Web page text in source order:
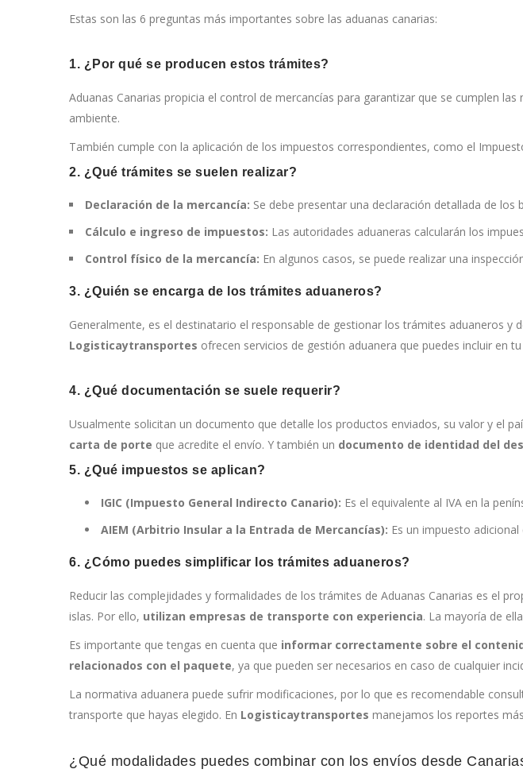
Estas son las 6 preguntas más importantes sobre las aduanas canarias:
1. ¿Por qué se producen estos trámites?
Aduanas Canarias propicia el control de mercancías para garantizar que se cumplen
ambiente.
También cumple con la aplicación de los impuestos correspondientes, como el
2. ¿Qué trámites se suelen realizar?
Declaración de la mercancía: Se debe presentar una declaración detallada de
Cálculo e ingreso de impuestos: Las autoridades aduaneras calcularán los
Control físico de la mercancía: En algunos casos, se puede realizar una
3. ¿Quién se encarga de los trámites aduaneros?
Generalmente, es el destinatario el responsable de gestionar los trámites aduaneros
Logisticaytransportes ofrecen servicios de gestión aduanera que puedes incluir en
4. ¿Qué documentación se suele requerir?
Usualmente solicitan un documento que detalle los productos enviados, su valor y el
carta de porte que acredite el envío. Y también un documento de identidad del
5. ¿Qué impuestos se aplican?
IGIC (Impuesto General Indirecto Canario): Es el equivalente al IVA en la
AIEM (Arbitrio Insular a la Entrada de Mercancías): Es un impuesto
6. ¿Cómo puedes simplificar los trámites aduaneros?
Reducir las complejidades y formalidades de los trámites de Aduanas Canarias es el
islas. Por ello, utilizan empresas de transporte con experiencia. La mayoría de
Es importante que tengas en cuenta que informar correctamente sobre el
relacionados con el paquete, ya que pueden ser necesarios en caso de cualquier
La normativa aduanera puede sufrir modificaciones, por lo que es recomendable
transporte que hayas elegido. En Logisticaytransportes manejamos los reportes
¿Qué modalidades puedes combinar con los envíos desde